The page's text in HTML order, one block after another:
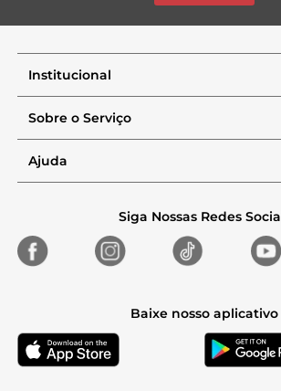
Institucional
Sobre o Serviço
Ajuda
Siga Nossas Redes
Baixe nosso aplicativo